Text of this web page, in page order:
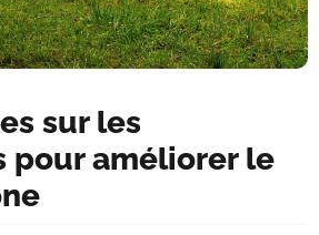
sur les
pour améliorer le